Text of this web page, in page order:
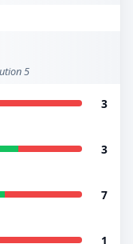
5
3
3
7
1